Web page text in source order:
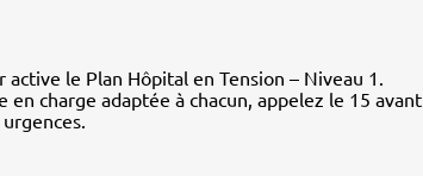
active le Plan Hôpital en Tension – Niveau 1.
en charge adaptée à chacun, appelez le 15 avant